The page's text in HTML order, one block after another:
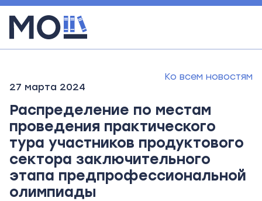
27 марта 2024
Ко всем новостям
Распределение по местам
проведения практического
тура участников продуктового
сектора заключительного
этапа предпрофессиональной
олимпиады